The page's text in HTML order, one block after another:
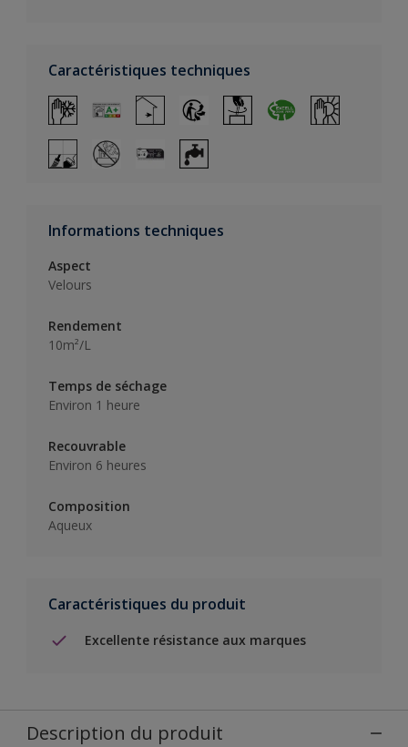
Caractéristiques techniques
Informations techniques
Aspect
Velours
Rendement
10m²/L
Temps de séchage
Environ 1 heure
Recouvrable
Environ 6 heures
Composition
Aqueux
Caractéristiques du produit
Excellente résistance aux marques
Description du produit